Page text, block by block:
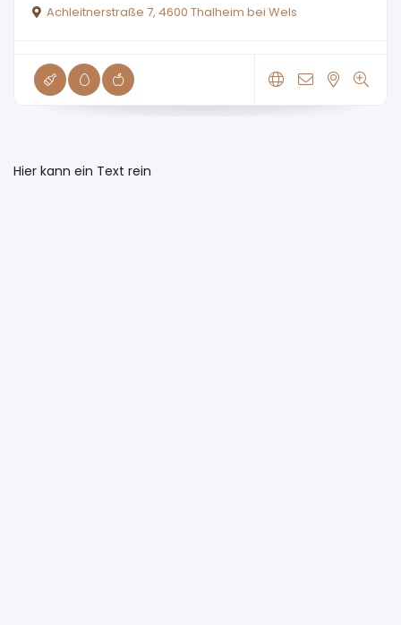
Achleitnerstraße 7, 4600 Thalheim bei Wels
Hier kann ein Text rein